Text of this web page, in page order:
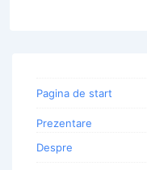
Pagina de start
Prezentare
Despre